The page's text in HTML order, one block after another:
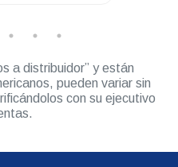
a distribuidor” y están
pueden variar sin
con su ejecutivo